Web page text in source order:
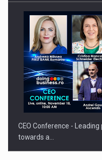
CEO Conference -
towards a…